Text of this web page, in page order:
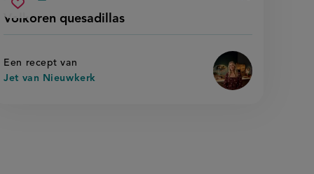
Volkoren quesadillas
voorbereidingstijd
oventijd
Een recept van
Jet van Nieuwkerk
Sla
volkoren
quesadillas